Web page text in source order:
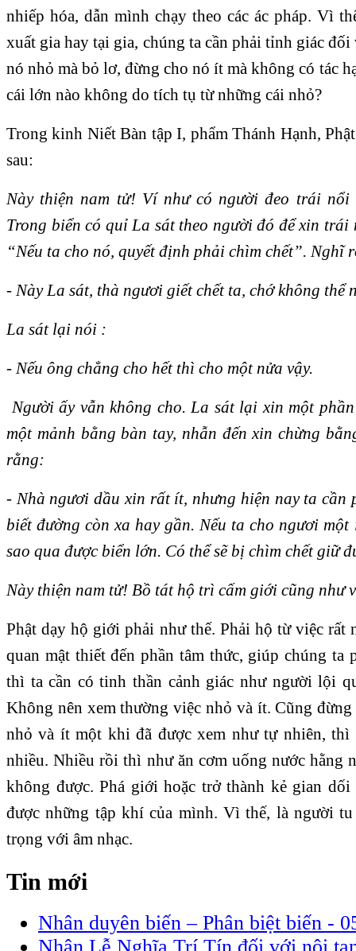
nhiếp hóa, dẫn mình chạy theo các ác pháp. Vì
xuất gia hay tại gia, chúng ta cần phải tỉnh giác
nó nhỏ mà bỏ lơ, đừng cho nó ít mà không có tác
cái lớn nào không do tích tụ từ những cái nhỏ?
Trong kinh Niết Bàn tập I, phẩm Thánh Hạnh,
sau:
Này thiện nam tử! Ví như có người đeo trái
Trong biển có quỉ La sát theo người đó để xin
“Nếu ta cho nó, quyết định phải chìm chết”. Nghĩ
- Này La sát, thà ngươi giết chết ta, chớ không thể
La sát lại nói :
- Nếu ông chẳng cho hết thì cho một nửa vậy.
Người ấy vẫn không cho. La sát lại xin một
một mảnh bằng bàn tay, nhẫn đến xin chừng
rằng:
- Nhà ngươi dầu xin rất ít, nhưng hiện nay ta cần
biết đường còn xa hay gần. Nếu ta cho ngươi
sao qua được biển lớn. Có thể sẽ bị chìm chết giữ
Này thiện nam tử! Bồ tát hộ trì cấm giới cũng như
Phật dạy hộ giới phải như thế. Phải hộ từ việc rất
quan mật thiết đến phần tâm thức, giúp chúng ta
thì ta cần có tinh thần cảnh giác như người lội
Không nên xem thường việc nhỏ và ít. Cũng
nhỏ và ít một khi đã được xem như tự nhiên, thì
nhiều. Nhiều rồi thì như ăn cơm uống nước hằng
không được. Phá giới hoặc trở thành kẻ gian
được những tập khí của mình. Vì thế, là người tu
trọng với âm nhạc.
Tin mới
Nhân duyên biến – Phân biệt biến -
Nhân Lễ Nghĩa Trí Tín đối với nội